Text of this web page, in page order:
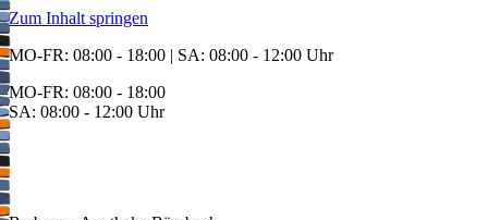
Zum Inhalt springen
MO-FR: 08:00 - 18:00 | SA: 08:00 - 12:00 Uhr
MO-FR: 08:00 - 18:00
SA: 08:00 - 12:00 Uhr
BEREITSCHAFT
+43 3142 62553